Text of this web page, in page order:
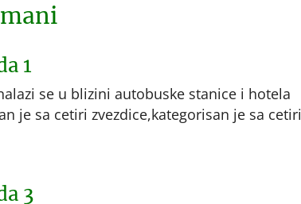
1
se u blizini autobuske stanice i hotela
je sa cetiri zvezdice,kategorisan je sa cetiri
3